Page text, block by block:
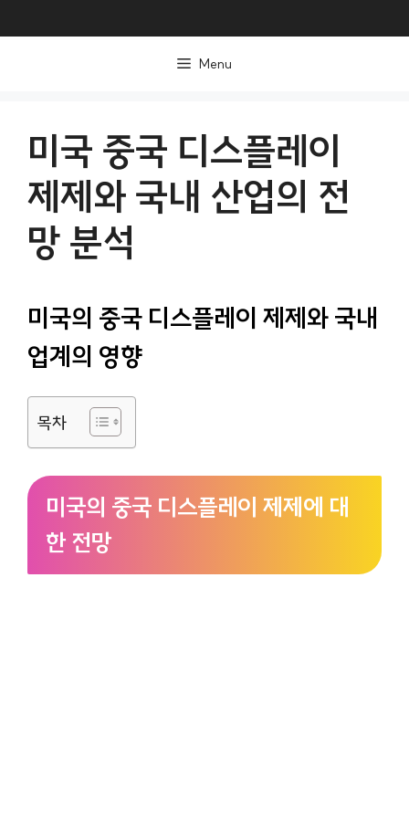
Menu
미국 중국 디스플레이
제제와 국내 산업의 전
망 분석
미국의 중국 디스플레이 제제와 국내
업계의 영향
목차
미국의 중국 디스플레이 제제에 대
한 전망